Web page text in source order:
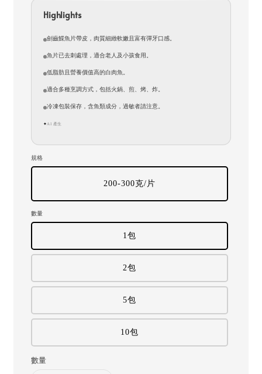
Highlights
劍齒鰈魚片帶皮，肉質細緻軟嫩且富有彈牙口感。
魚片已去刺處理，適合老人及小孩食用。
低脂肪且營養價值高的白肉魚。
適合多種烹調方式，包括火鍋、煎、烤、炸。
冷凍包裝保存，含魚類成分，過敏者請注意。
✦AI 產生
規格
200-300克/片
數量
1包
2包
5包
10包
數量